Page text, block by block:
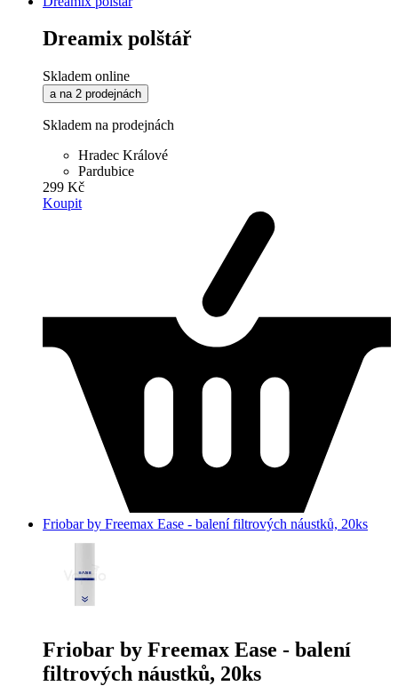
Dreamix polštář
Skladem online
a na 2 prodejnách
Skladem na prodejnách
Hradec Králové
Pardubice
299 Kč
Koupit
Friobar by Freemax Ease - balení filtrových náustků, 20ks
Friobar by Freemax Ease - balení
filtrových náustků, 20ks